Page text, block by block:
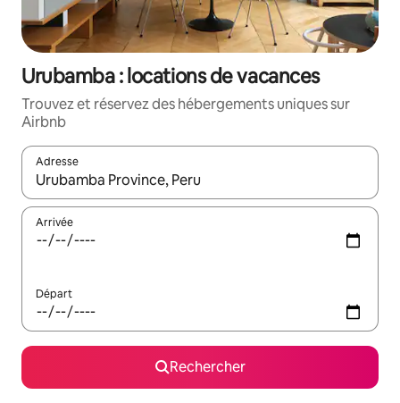
Urubamba : locations de vacances
Trouvez et réservez des hébergements uniques sur
Airbnb
Adresse
Lorsque les résultats s'affichent, utilisez les flèches vers le
Arrivée
Départ
Rechercher